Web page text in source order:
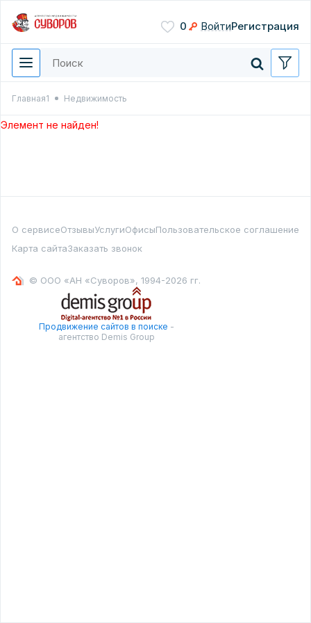
0 ВойтиРегистрация
Главная1 Недвижимость
Элемент не найден!
О сервисеОтзывыУслугиОфисыПользовательское соглашение
Карта сайтаЗаказать звонок
© ООО «АН «Суворов», 1994-2026 гг.
Продвижение сайтов в поиске -
агентство Demis Group
Введите цифры с картинки
Нажимая кнопку, вы даете
согласие на обработку
персональных данных